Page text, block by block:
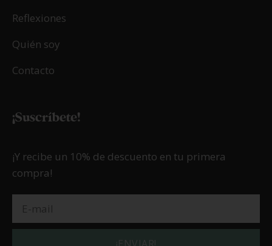
Reflexiones
Quién soy
Contacto
¡Suscríbete!
¡Y recibe un 10% de descuento en tu primera
compra!
¡ENVIAR!